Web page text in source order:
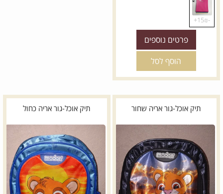
פרטים נוספים
הוסף לסל
תיק אוכל-גור אריה שחור תיק אוכל-גור אריה כחול